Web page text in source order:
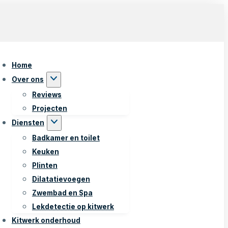
Home
Over ons
Reviews
Projecten
Diensten
Badkamer en toilet
Keuken
Plinten
Dilatatievoegen
Zwembad en Spa
Lekdetectie op kitwerk
Kitwerk onderhoud